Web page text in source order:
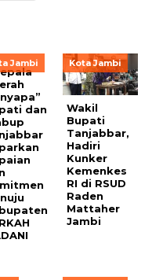
Jambi
dan
Kota Jambi
Wakil
Bupati
Tanjabbar,
Hadiri
Kunker
Kemenkes
RI di RSUD
Raden
Mattaher
Jambi